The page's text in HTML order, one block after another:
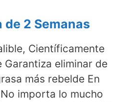
de 2 Semanas
Científicamente
Garantiza eliminar de
más rebelde En
importa lo mucho